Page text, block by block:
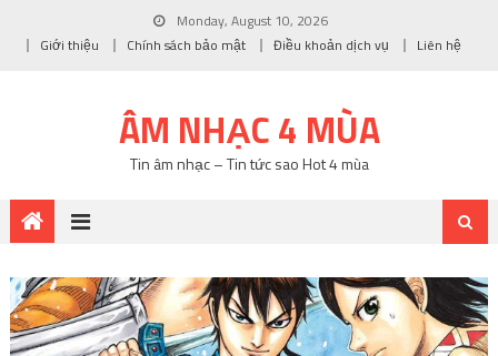
Monday, August 10, 2026
Giới thiệu
Chính sách bảo mật Điều khoản dịch vụ Liên hệ
ÂM NHẠC 4 MÙA
Tin âm nhạc – Tin tức sao Hot 4 mùa